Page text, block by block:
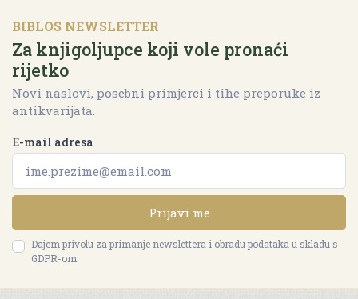
BIBLOS NEWSLETTER
Za knjigoljupce koji vole pronaći
rijetko
Novi naslovi, posebni primjerci i tihe preporuke iz
antikvarijata.
E-mail adresa
Prijavi me
Dajem privolu za primanje newslettera i obradu podataka u skladu s
GDPR-om.